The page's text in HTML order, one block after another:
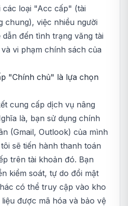
loại "Acc cấp" (tài
chung), việc nhiều người
đến tình trạng văng tài
vi phạm chính sách của
"Chính chủ" là lựa chọn
cung cấp dịch vụ nâng
là, bạn sử dụng chính
(Gmail, Outlook) của mình
sẽ tiến hành thanh toán
trên tài khoản đó. Bạn
kiểm soát, tự do đổi mật
có thể truy cập vào kho
được mã hóa và bảo vệ